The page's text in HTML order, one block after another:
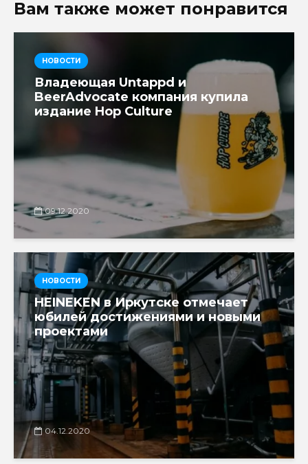
Вам также может понравится
НОВОСТИ
Владеющая Untappd и
BeerAdvocate компания купила
издание Hop Culture
09.12.2020
НОВОСТИ
HEINEKEN в Иркутске отмечает
юбилей достижениями и новыми
проектами
04.12.2020